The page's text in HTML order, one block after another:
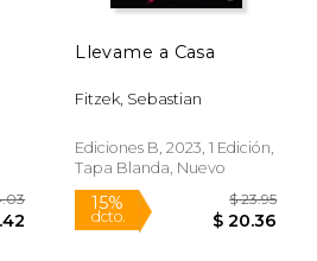
Llevame a Casa
Fitzek, Sebastian
Ediciones B, 2023, 1 Edición,
Tapa Blanda, Nuevo